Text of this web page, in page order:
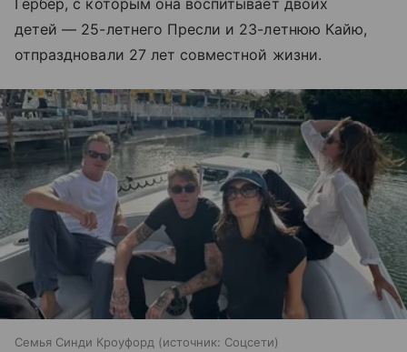
Гербер, с которым она воспитывает двоих
детей — 25-летнего Пресли и 23-летнюю Кайю,
отпраздновали 27 лет совместной жизни.
Семья Синди Кроуфорд источник: Соцсети